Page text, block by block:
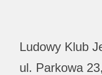
Ludowy Klub
ul. Parkowa